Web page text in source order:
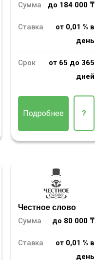
Сумма
до 184 000 ₸
Ставка
от 0,01 % в
день
Срок
от 65 до 365
дней
Подробнее ?
Честное слово
Сумма
до 80 000 ₸
Ставка
от 0,01 % в
день